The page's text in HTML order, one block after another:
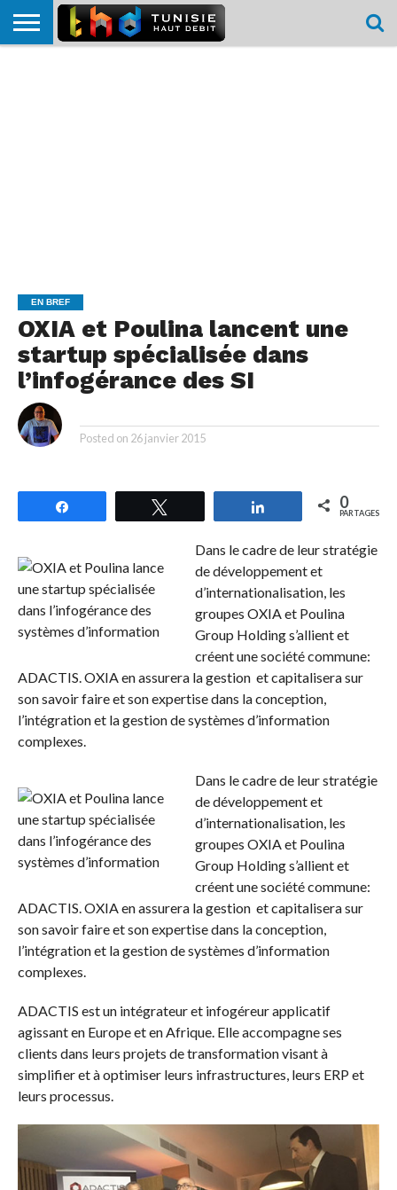
EN BREF
OXIA et Poulina lancent une
startup spécialisée dans
l’infogérance des SI
Posted on 26 janvier 2015
Partagez 0
PARTAGES
Dans le cadre de leur stratégie
de développement et
d’internationalisation, les
groupes OXIA et Poulina
Group Holding s’allient et
créent une société commune:
ADACTIS. OXIA en assurera la gestion et capitalisera sur
son savoir faire et son expertise dans la conception,
l’intégration et la gestion de systèmes d’information
complexes.
Dans le cadre de leur stratégie
de développement et
d’internationalisation, les
groupes OXIA et Poulina
Group Holding s’allient et
créent une société commune:
ADACTIS. OXIA en assurera la gestion et capitalisera sur
son savoir faire et son expertise dans la conception,
l’intégration et la gestion de systèmes d’information
complexes.
ADACTIS est un intégrateur et infogéreur applicatif
agissant en Europe et en Afrique. Elle accompagne ses
clients dans leurs projets de transformation visant à
simplifier et à optimiser leurs infrastructures, leurs ERP et
leurs processus.